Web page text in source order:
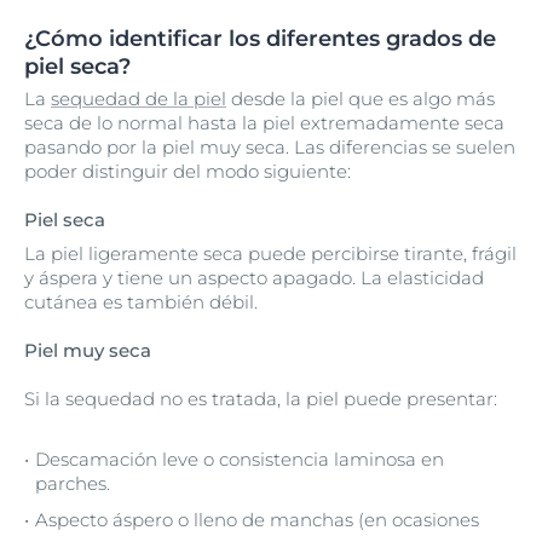
¿Cómo identificar los diferentes grados de
piel seca?
La sequedad de la piel desde la piel que es algo más
seca de lo normal hasta la piel extremadamente seca
pasando por la piel muy seca. Las diferencias se suelen
poder distinguir del modo siguiente:
Piel seca
La piel ligeramente seca puede percibirse tirante, frágil
y áspera y tiene un aspecto apagado. La elasticidad
cutánea es también débil.
Piel muy seca
Si la sequedad no es tratada, la piel puede presentar:
Descamación leve o consistencia laminosa en
parches.
Aspecto áspero o lleno de manchas (en ocasiones